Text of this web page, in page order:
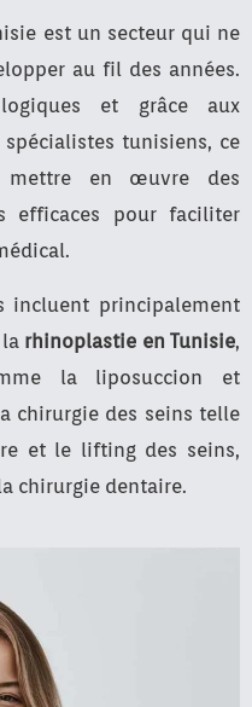
est un secteur qui ne
au fil des années.
et grâce aux
tunisiens, ce
mettre en œuvre des
efficaces pour faciliter
incluent principalement
rhinoplastie en Tunisie,
la liposuccion et
chirurgie des seins telle
et le lifting des seins,
chirurgie dentaire.